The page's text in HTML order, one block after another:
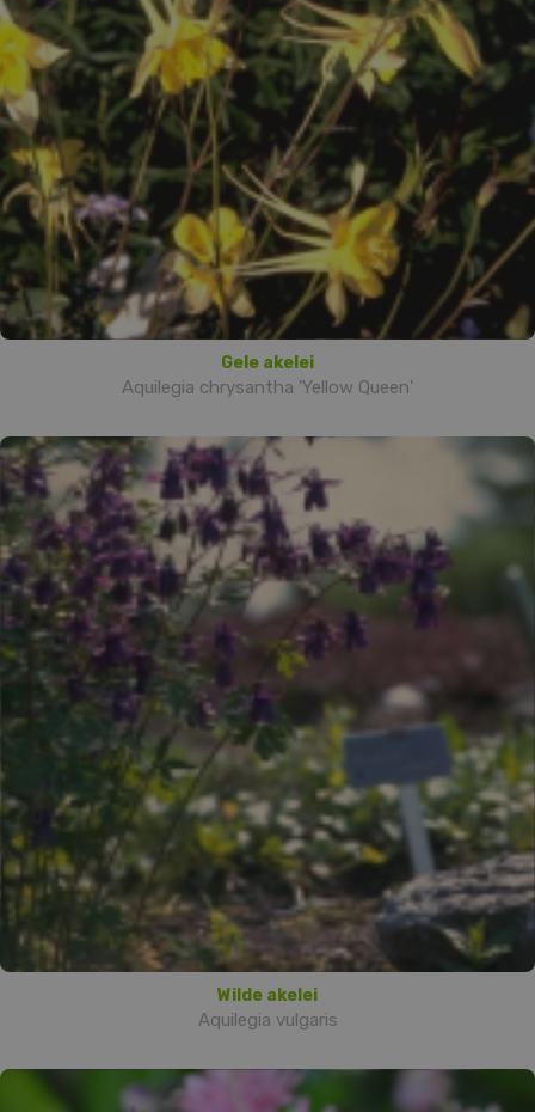
Gele akelei
Aquilegia chrysantha 'Yellow Queen'
Wilde akelei
Aquilegia vulgaris